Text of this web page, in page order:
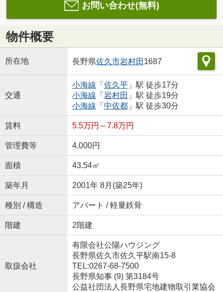
お問い合わせ(無料)
物件概要
所在地 長野県佐久市岩村田 1687
交通
小海線 「 佐久平」駅 徒歩17分
小海線 「 岩村田 」駅 徒歩19分
小海線 「 中佐都」駅 徒歩30分
賃料 5.5万円～7.8万円
管理費等 4,000円
面積 43.54㎡
築年月 2001年 8月(築25年)
種別 / 構造 アパート / 軽量鉄骨
階建 2階建
取扱会社
有限会社公陽ハウジング
長野県佐久市佐久平駅南15-8
TEL:0267-68-7500
長野県知事 (9) 第3184号
公益社団法人長野県宅地建物取引業協会